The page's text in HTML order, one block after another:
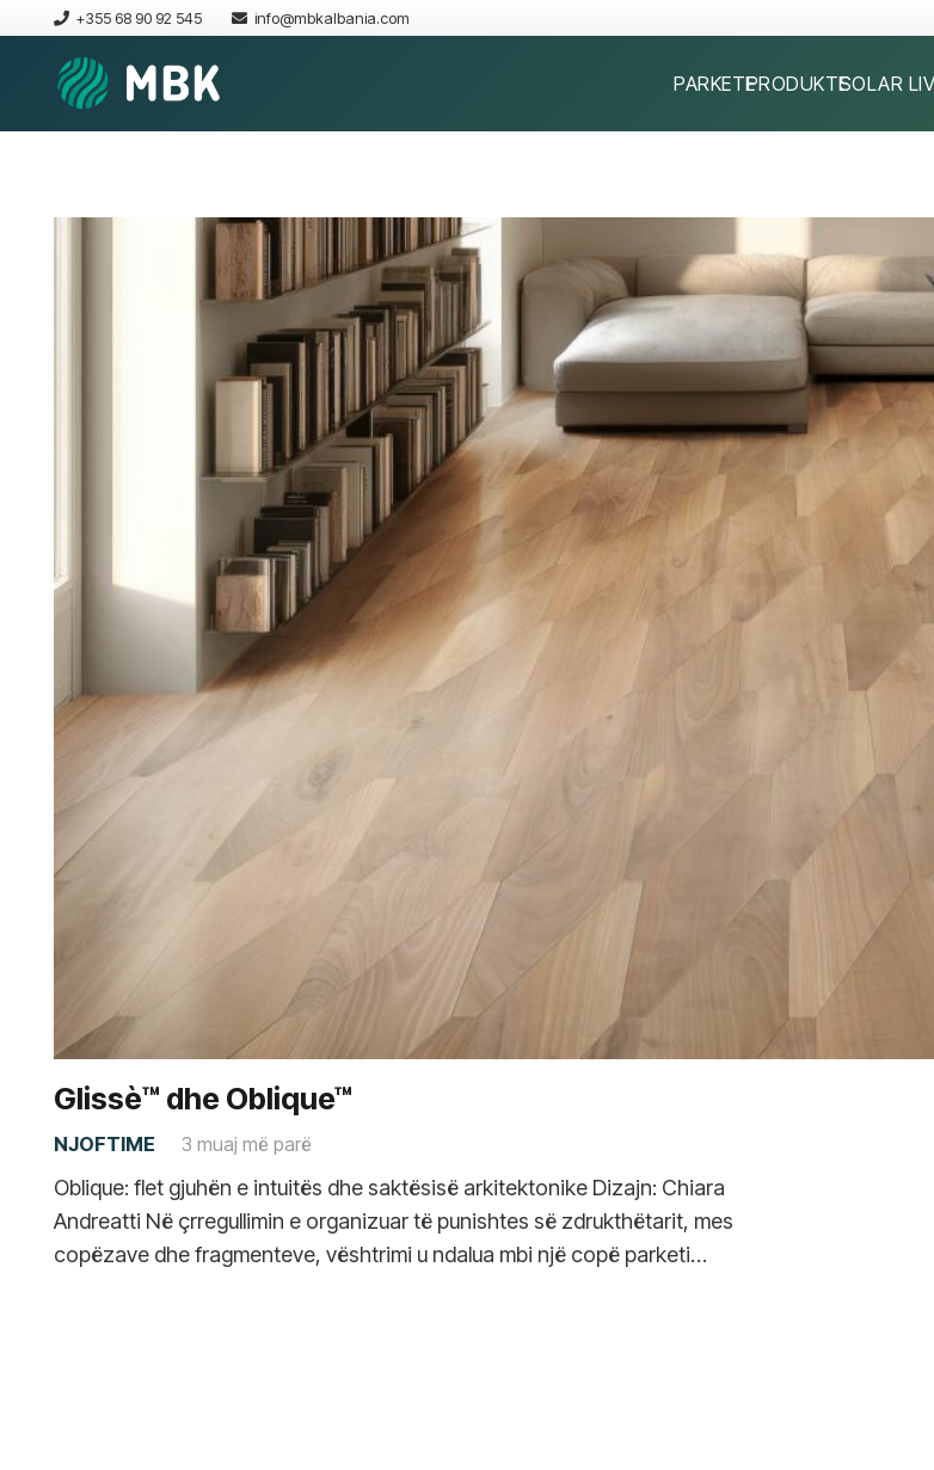
+355 68 90 92 545 info@mbkalbania.com
PARKETEPRODUKTESOLAR
Glissè™ dhe Oblique™
NJOFTIME 3 muaj më parë
Oblique: flet gjuhën e intuitës dhe saktësisë arkitektonike Dizajn: Chiara
Andreatti Në çrregullimin e organizuar të punishtes së zdrukthëtarit, mes
copëzave dhe fragmenteve, vështrimi u ndalua mbi një copë parketi…